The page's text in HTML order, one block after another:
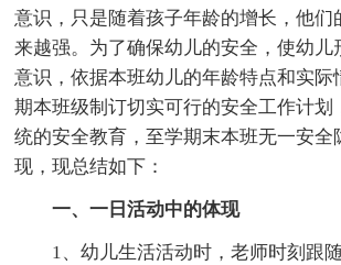
意识，只是随着孩子年龄的增长，他们
来越强。为了确保幼儿的安全，使幼儿
意识，依据本班幼儿的年龄特点和实际
期本班级制订切实可行的安全工作计划
统的安全教育，至学期末本班无一安全
现，现总结如下：
一、一日活动中的体现
1、幼儿生活活动时，老师时刻跟